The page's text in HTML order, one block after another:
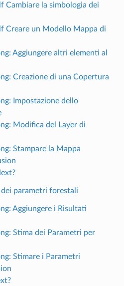
Cambiare la simbologia dei
Creare un Modello Mappa di
Aggiungere altri elementi al
Creazione di una Copertura
Impostazione dello
Modifica del Layer di
Stampare la Mappa
dei parametri forestali
Aggiungere i Risultati
Stima dei Parametri per
Stimare i Parametri